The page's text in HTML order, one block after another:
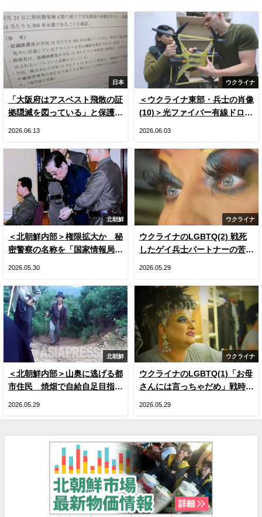
日本
「大阪府はアスベスト飛散の証
拠隠滅を図っている」と保護者
張否定
2026.06.13
ウクライナ
＜ウクライナ東部・兵士の肖像
(10)＞光ファイバー有線ドロー
2026.06.03
北朝鮮
＜北朝鮮内部＞権限拡大か 秘
密警察の名称を「国家情報局」
2026.05.30
ウクライナ
ウクライナのLGBTQ(2) 戦死
したゲイ兵士パートナーの苦
2026.05.29
北朝鮮
＜北朝鮮内部＞山奥に逃げる都
市住民 焼畑で自給自足目指す
2026.05.29
ウクライナ
ウクライナのLGBTQ(1)「お母
さんには言っちゃだめ」戦時下
2026.05.29